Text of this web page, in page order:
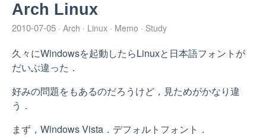
Arch Linux
2010-07-05 Arch Linux Memo Study
久々にWindowsを起動したらLinuxと日本語フォントが
だいぶ違った．
好みの問題をもあるのだろうけど，見ためがかなり違
う．
まず，Windows Vista．デフォルトフォント．